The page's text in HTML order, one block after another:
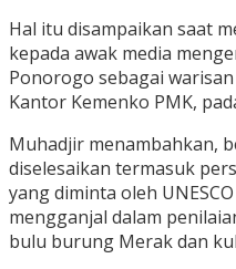
Hal itu disampaikan saat
kepada awak media
Ponorogo sebagai
Kantor Kemenko PMK,
Muhadjir menambahkan,
diselesaikan termasuk
yang diminta oleh
mengganjal dalam
bulu burung Merak dan